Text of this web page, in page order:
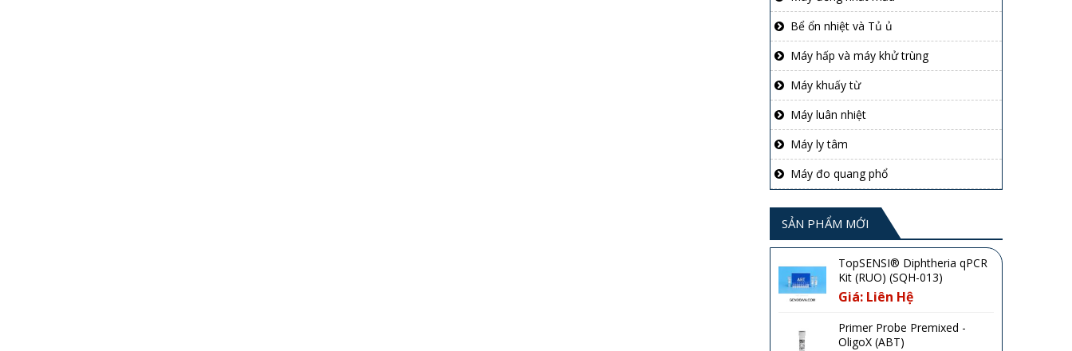
Bể ổn nhiệt và Tủ ủ
Máy hấp và máy khử trùng
Máy khuấy từ
Máy luân nhiệt
Máy ly tâm
Máy đo quang phổ
SẢN PHẨM MỚI
TopSENSI® Diphtheria qPCR
Kit (RUO) (SQH-013)
Giá: Liên Hệ
Primer Probe Premixed -
OligoX (ABT)